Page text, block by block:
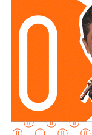
de las zonas
También lee:
. El juzgador
que no se